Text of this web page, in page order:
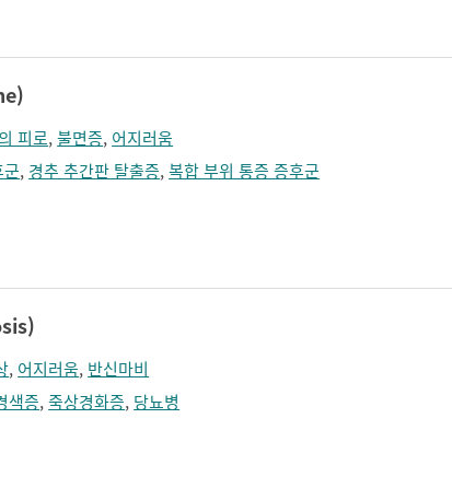
피로,불면증, 어지러움
, 경추 추간판 탈출증,복합 부위 통증 증후군
, 어지러움, 반신마비
색증,죽상경화증, 당뇨병